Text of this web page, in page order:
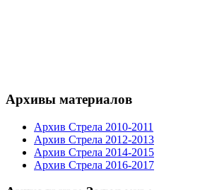
Архивы материалов
Архив Стрела 2010-2011
Архив Стрела 2012-2013
Архив Стрела 2014-2015
Архив Стрела 2016-2017